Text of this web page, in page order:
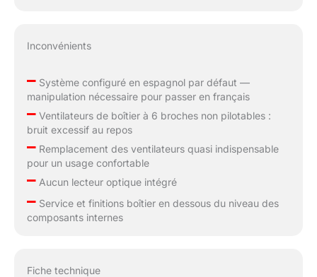
Inconvénients
–Système configuré en espagnol par défaut —
manipulation nécessaire pour passer en français
–Ventilateurs de boîtier à 6 broches non pilotables :
bruit excessif au repos
–Remplacement des ventilateurs quasi indispensable
pour un usage confortable
–Aucun lecteur optique intégré
–Service et finitions boîtier en dessous du niveau des
composants internes
Fiche technique